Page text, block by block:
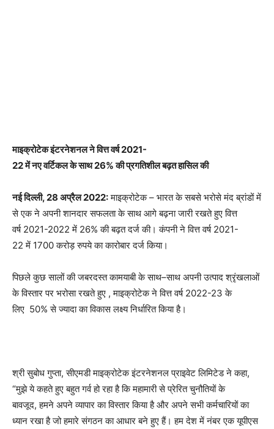
माइक्रोटेकइंटरनेशनलनेवित्तवर्ष2021-
22मेंनएवर्टिकलकेसाथ26%कीप्रगतिशीलबढ़तहासिलकी
नई दिल्ली, 28 अप्रैल2022: माइक्रोटेक – भारत के सबसे भरोसे मंद ब्रांडों में
से एक ने अपनी शानदार सफलता के साथ आगे बढ़ना जारी रखते हुए वित्त
वर्ष2021-2022में 26%की बढ़त दर्ज की। कंपनी ने वित्त वर्ष2021-
22में 1700करोड़ रुपये का कारोबार दर्ज किया।
पिछले कुछ सालों की जबरदस्त कामयाबी के साथ–साथ अपनी उत्पाद श्रृंखलाओं
के विस्तार पर भरोसा रखते हुए ,माइक्रोटेक ने वित्त वर्ष2022-23के
लिए 50%से ज्यादा का विकास लक्ष्य निर्धारित किया है।
श्री सुबोध गुप्ता,सीएमडी माइक्रोटेक इंटरनेशनल प्राइवेट लिमिटेड ने कहा,
“मुझे ये कहते हुए बहुत गर्व हो रहा है कि महामारी से प्रेरित चुनौतियों के
बावजूद,हमने अपने व्यापार का विस्तार किया है और अपने सभी कर्मचारियों का
ध्यान रखा है जो हमारे संगठन का आधार बने हुए हैं। हम देश में नंबर एक यूपीएस